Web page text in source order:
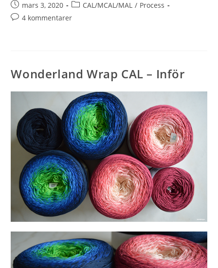
mars 3, 2020 CAL/MCAL/MAL / Process
4 kommentarer
Wonderland Wrap CAL – Inför